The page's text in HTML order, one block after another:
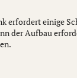
erfordert einige
der Aufbau